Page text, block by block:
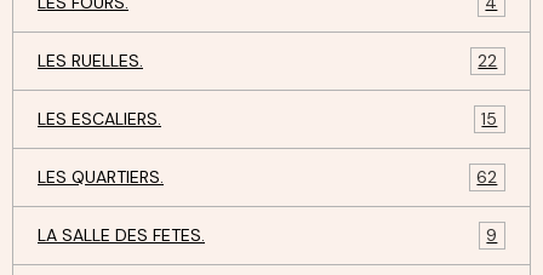
LES RUELLES. 22
LES ESCALIERS. 15
LES QUARTIERS. 62
LA SALLE DES FETES. 9